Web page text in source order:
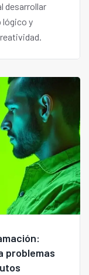
desarrollar
lógico y
problemas